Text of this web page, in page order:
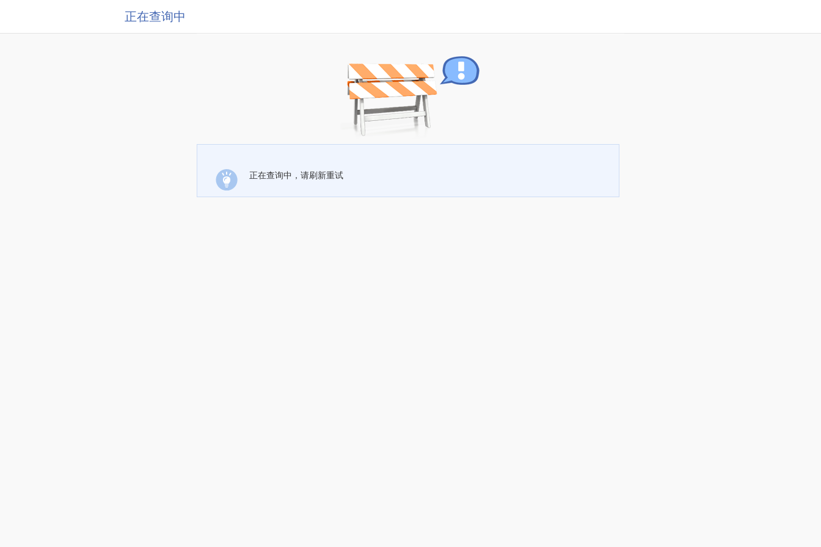
正在查询中
正在查询中，请刷新重试